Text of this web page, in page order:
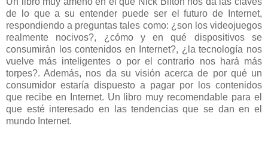
de lo que a su entender puede ser el futuro de Internet,
respondiendo a preguntas tales como: ¿son los videojuegos
realmente nocivos?, ¿cómo y en qué dispositivos se
consumirán los contenidos en Internet?, ¿la tecnología nos
vuelve más inteligentes o por el contrario nos hará más
torpes?. Además, nos da su visión acerca de por qué un
consumidor estaría dispuesto a pagar por los contenidos
que recibe en Internet. Un libro muy recomendable para el
que esté interesado en las tendencias que se dan en el
mundo Internet.